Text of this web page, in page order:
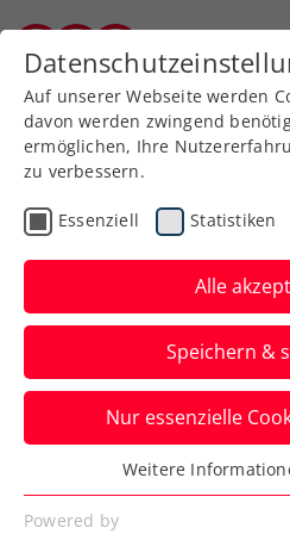
Zurück zur
Verbands-Info
Registrierung
November
Für alle Tennisvereine
Hallenbetreiber gibt
Informationen zum
Verfasst von: Manuel Wachta,
Auf unserer Webseite werden
davon werden zwingend
ermöglichen, Ihre
zu verbessern.
Essenziell Statistiken
Alle
Speichern &
Nur essenzielle
Essenziell
Essenzielle Cookies werden
Weitere
Powered by